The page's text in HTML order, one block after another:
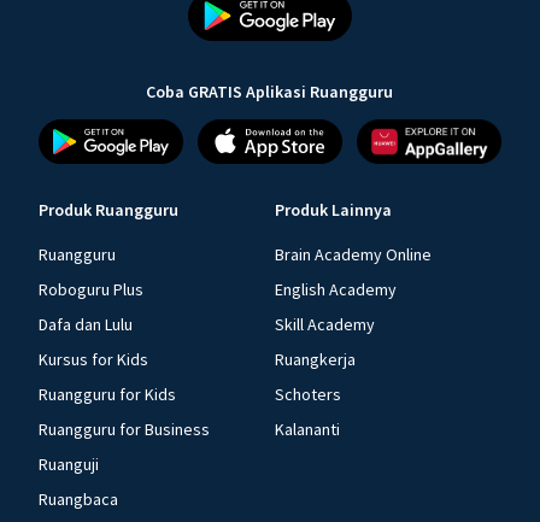
Coba GRATIS Aplikasi Ruangguru
Produk Ruangguru
Ruangguru
Roboguru Plus
Dafa dan Lulu
Kursus for Kids
Ruangguru for Kids
Ruangguru for Business
Ruanguji
Ruangbaca
Produk Lainnya
Brain Academy Online
English Academy
Skill Academy
Ruangkerja
Schoters
Kalananti